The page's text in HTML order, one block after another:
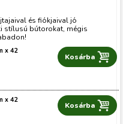
és fiókjaival jó
stílusú bútorokat, mégis
x 42
í
x 42